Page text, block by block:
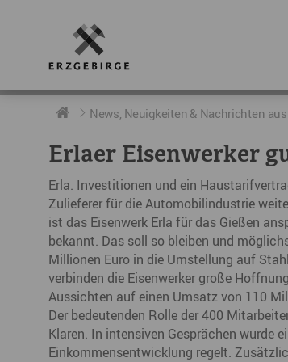
RUND UMS ERZGEBIRGE
Geschichte
Geografie
Der Erzgebirgskreis
Städte im Erzgebirge
Erzgebirgskrimi
Fakten
AKTUELLES
Neuigkeiten
Podcast „hERZschlag“
DIE BOTSCHAFTER
Botschafter im Überblick
Botschafterveranstaltungen
News, Neuigkeiten & Nachrichten
Erlaer Eisenwerker
Erla. Investitionen und ein
Zulieferer für die Automobilindustrie
ist das Eisenwerk Erla für das Gießen
bekannt. Das soll so bleiben und
Millionen Euro in die Umstellung auf
verbinden die Eisenwerker große
Aussichten auf einen Umsatz von 110
Der bedeutenden Rolle der 400
Klaren. In intensiven Gesprächen wurde
Einkommensentwicklung regelt.